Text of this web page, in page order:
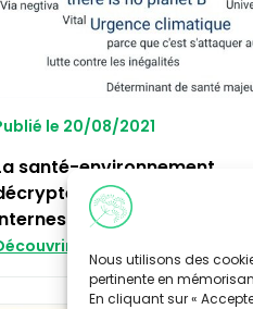
Nous utilisons des
pertinente en
En cliquant sur «
le 20/08/2021
santé-environnement
au congrès des
de santé publique